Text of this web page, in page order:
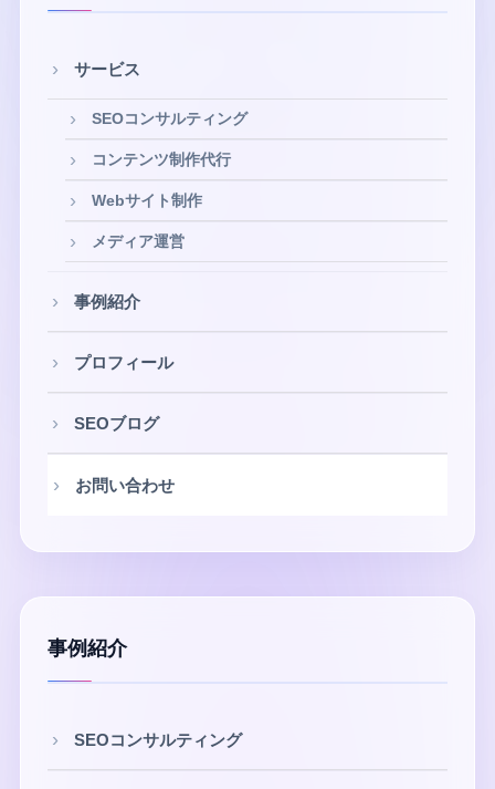
サービス
SEOコンサルティング
コンテンツ制作代行
Webサイト制作
メディア運営
事例紹介
プロフィール
SEOブログ
お問い合わせ
事例紹介
SEOコンサルティング